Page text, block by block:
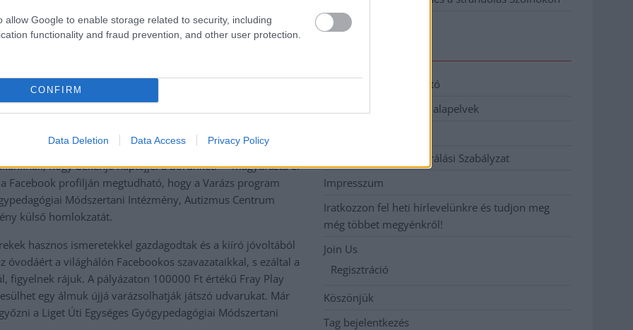
allow Google to enable storage related to security, including
functionality and fraud prevention, and other user protection.
CONFIRM
Data Deletion Data Access Privacy Policy
komplex módon fejlődik személyiségük.
főszereplői maguk az óvodába járó gyerekek. Nyilván a
hogyan kell a Nap kedvezőtlen hatásai ellen
és a vakációt. Egy ikerpárról szól egyébként a történet és
kellett elkészíteni, ezt is beleszőtték a meséjükbe. A tavaly
a nap- védelmi szabályok tanulásában. A megírt
is segítették őket, hogy megtanulják, majd betartsák a
vegyem föl a kalapot a Nap ellen, akkor föl kell venni,
hogy bekenje naptejjel a bőrünket.” – magyarázta el
Facebook profilján megtudható, hogy a Varázs program
Módszertani Intézmény, Autizmus Centrum
külső homlokzatát.
hasznos ismeretekkel gazdagodtak és a kiíró jóvoltából
a világhálón Facebookos szavazataikkal, s ezáltal a
figyelnek rájuk. A pályázaton 100000 Ft értékű Fray Play
egy álmuk újjá varázsolhatják játszó udvarukat. Már
a Liget Úti Egységes Gyógypedagógiai Módszertani
Adatkezelési tájékoztató
Etikai és függetlenségi alapelvek
Hozzászólási és Moderálási Szabályzat
Impresszum
Iratkozzon fel heti hírlevelünkre és tudjon meg
még többet megyénkről!
Join Us
Regisztráció
Köszönjük
Tag bejelentkezés